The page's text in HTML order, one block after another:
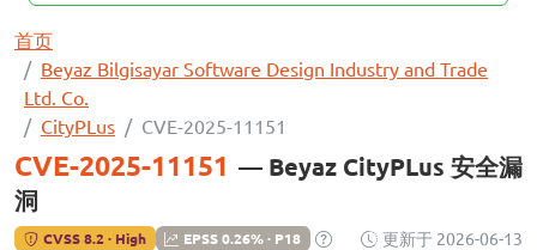
首页
Beyaz Bilgisayar Software Design Industry and Trade
Ltd. Co.
CityPLus
CVE-2025-11151
CVE-2025-11151 — Beyaz CityPLus 安全漏
洞
CVSS 8.2 · High EPSS 0.26% · P18 更新于 2026-06-13